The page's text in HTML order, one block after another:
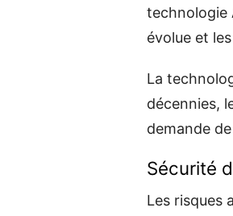
technologie
évolue et
La
décennies,
demande
Sécurité
Les risques